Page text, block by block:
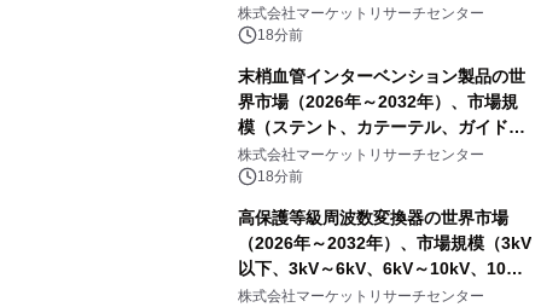
タリング型、ラボラトリー型）・分析
レポートを発表
株式会社マーケットリサーチセンター
18分前
末梢血管インターベンション製品の世
界市場（2026年～2032年）、市場規
模（ステント、カテーテル、ガイドワ
イヤー、シース、下大静脈フィルタ
ー、その他）・分析レポートを発表
株式会社マーケットリサーチセンター
18分前
高保護等級周波数変換器の世界市場
（2026年～2032年）、市場規模（3kV
以下、3kV～6kV、6kV～10kV、10kV
超）・分析レポートを発表
株式会社マーケットリサーチセンター